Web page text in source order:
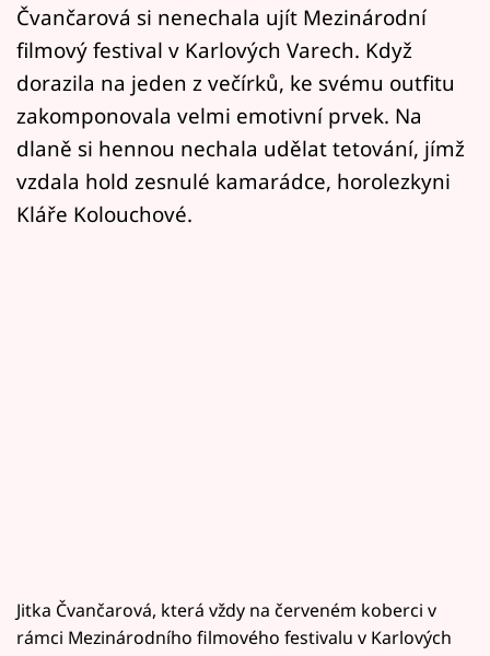
Sledujte nás
Čvančarová si nenechala ujít Mezinárodní
filmový festival v Karlových Varech. Když
dorazila na jeden z večírků, ke svému outfitu
zakomponovala velmi emotivní prvek. Na
dlaně si hennou nechala udělat tetování, jímž
vzdala hold zesnulé kamarádce, horolezkyni
Kláře Kolouchové.
Jitka Čvančarová, která vždy na červeném koberci v
rámci Mezinárodního filmového festivalu v Karlových